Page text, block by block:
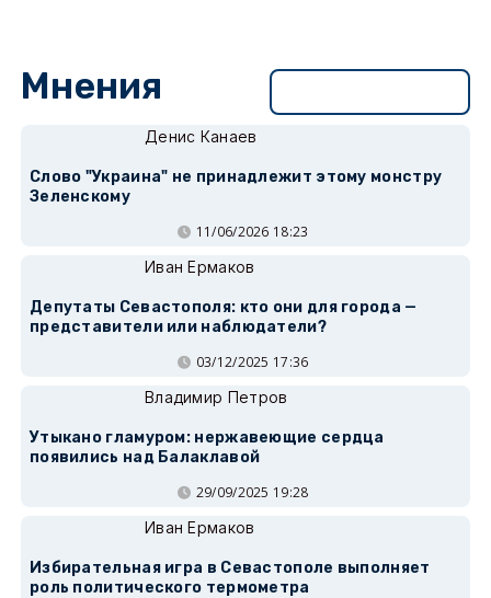
Мнения
Денис Канаев
Слово "Украина" не принадлежит этому монстру
Зеленскому
11/06/2026 18:23
Иван Ермаков
Депутаты Севастополя: кто они для города —
представители или наблюдатели?
03/12/2025 17:36
Владимир Петров
Утыкано гламуром: нержавеющие сердца
появились над Балаклавой
29/09/2025 19:28
Иван Ермаков
Избирательная игра в Севастополе выполняет
роль политического термометра